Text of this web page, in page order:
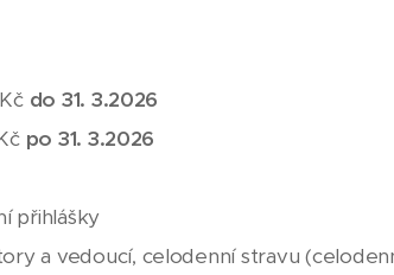
do 31. 3.2026
po 31. 3.2026
přihlášky
a vedoucí, celodenní stravu